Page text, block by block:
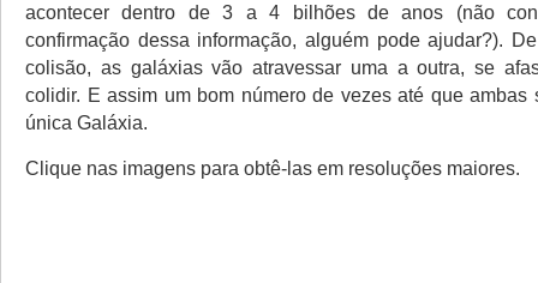
acontecer dentro de 3 a 4 bilhões de anos (não
confirmação dessa informação, alguém pode ajudar?).
colisão, as galáxias vão atravessar uma a outra, se
colidir. E assim um bom número de vezes até que ambas
única Galáxia.
Clique nas imagens para obtê-las em resoluções maiores.